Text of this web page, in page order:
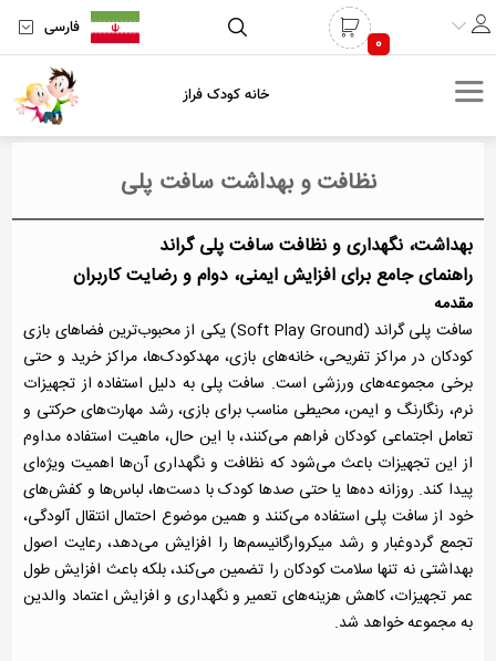
0
فارسی
خانه کودک فراز
نظافت و بهداشت سافت پلی
بهداشت، نگهداری و نظافت سافت پلی گراند
راهنمای جامع برای افزایش ایمنی، دوام و رضایت کاربران
مقدمه
سافت پلی گراند (Soft Play Ground) یکی از محبوب‌ترین فضاهای بازی
کودکان در مراکز تفریحی، خانه‌های بازی، مهدکودک‌ها، مراکز خرید و حتی
برخی مجموعه‌های ورزشی است. سافت پلی به دلیل استفاده از تجهیزات
نرم، رنگارنگ و ایمن، محیطی مناسب برای بازی، رشد مهارت‌های حرکتی و
تعامل اجتماعی کودکان فراهم می‌کنند، با این حال، ماهیت استفاده مداوم
از این تجهیزات باعث می‌شود که نظافت و نگهداری آن‌ها اهمیت ویژه‌ای
پیدا کند. روزانه ده‌ها یا حتی صدها کودک با دست‌ها، لباس‌ها و کفش‌های
خود از سافت پلی استفاده می‌کنند و همین موضوع احتمال انتقال آلودگی،
تجمع گردوغبار و رشد میکروارگانیسم‌ها را افزایش می‌دهد، رعایت اصول
بهداشتی نه تنها سلامت کودکان را تضمین می‌کند، بلکه باعث افزایش طول
عمر تجهیزات، کاهش هزینه‌های تعمیر و نگهداری و افزایش اعتماد والدین
به مجموعه خواهد شد.